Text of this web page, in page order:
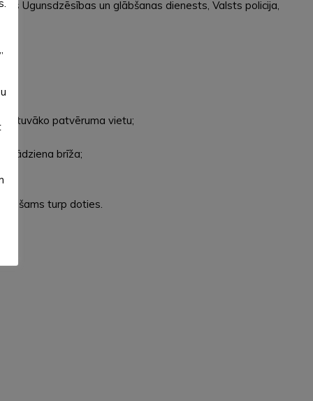
Ugunsdzēsības un glābšanas dienests, Valsts policija,
tuvāko patvēruma vietu;
brīža;
turp doties.